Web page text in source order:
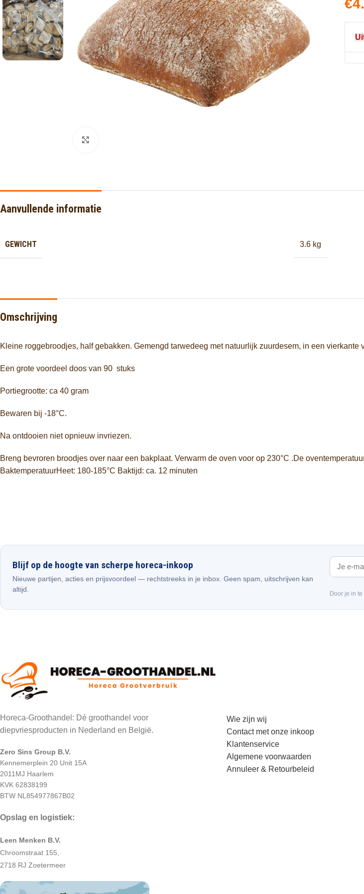
€
Aanvullende informatie
GEWICHT 3.6 kg
Omschrijving
Kleine roggebroodjes, half gebakken. Gemengd tarwedeeg met natuurlijk zuurdesem, in een vierkante
Een grote voordeel doos van 90 stuks
Portiegrootte: ca 40 gram
Bewaren bij -18°C.
Na ontdooien niet opnieuw invriezen.
Breng bevroren broodjes over naar een bakplaat. Verwarm de oven voor op 230°C .De
BaktemperatuurHeet: 180-185°C Baktijd: ca. 12 minuten
Blijf op de hoogte van scherpe horeca-inkoop
Nieuwe partijen, acties en prijsvoordeel — rechtstreeks in je inbox. Geen spam, uitschrijven kan
altijd.
Door je in
Horeca-Groothandel: Dé groothandel voor
diepvriesproducten in Nederland en België.
Zero Sins Group B.V.
Kennemerplein 20 Unit 15A
2011MJ Haarlem
KVK 62838199
BTW NL854977867B02
Opslag en logistiek:
Leen Menken B.V.
Chroomstraat 155,
2718 RJ Zoetermeer
Wie zijn wij
Contact met onze inkoop
Klantenservice
Algemene voorwaarden
Annuleer & Retourbeleid